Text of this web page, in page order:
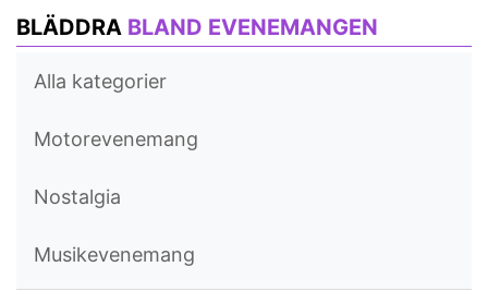
BLÄDDRA BLAND EVENEMANGEN
Alla kategorier
Motorevenemang
Nostalgia
Musikevenemang